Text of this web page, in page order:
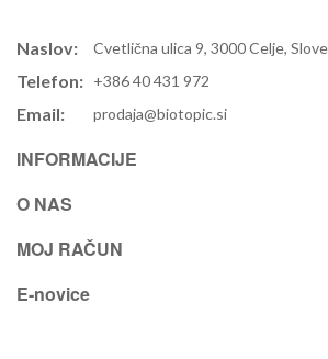
Naslov: Cvetlična ulica 9, 3000 Celje,
Telefon: +386 40 431 972
Email: prodaja@biotopic.si
INFORMACIJE
O NAS
MOJ RAČUN
E-novice